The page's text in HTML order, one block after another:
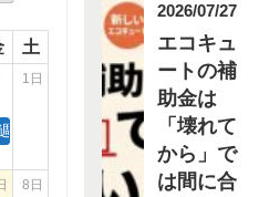
土
金曜日は『エアチェックデー』！
1日
8日
2026/07/27
エコキュ
ートの補
助金は
「壊れて
から」で
は間に合